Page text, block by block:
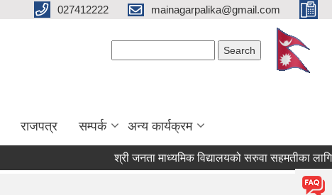
027412222 mainagarpalika@gmail.com
राजपत्र सम्पर्क अन्य कार्यक्रम
श्री जनता माध्यमिक विद्यालयको सरुवा सहमतीका लागि